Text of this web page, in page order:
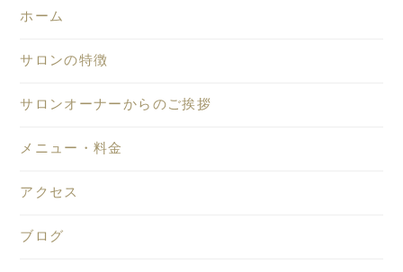
ホーム
サロンの特徴
サロンオーナーからのご挨拶
メニュー・料金
アクセス
ブログ